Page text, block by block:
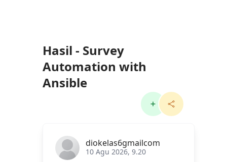
Hasil - Survey
Automation with
Ansible
diokelas6gmailcom
10 Agu 2026, 9.20